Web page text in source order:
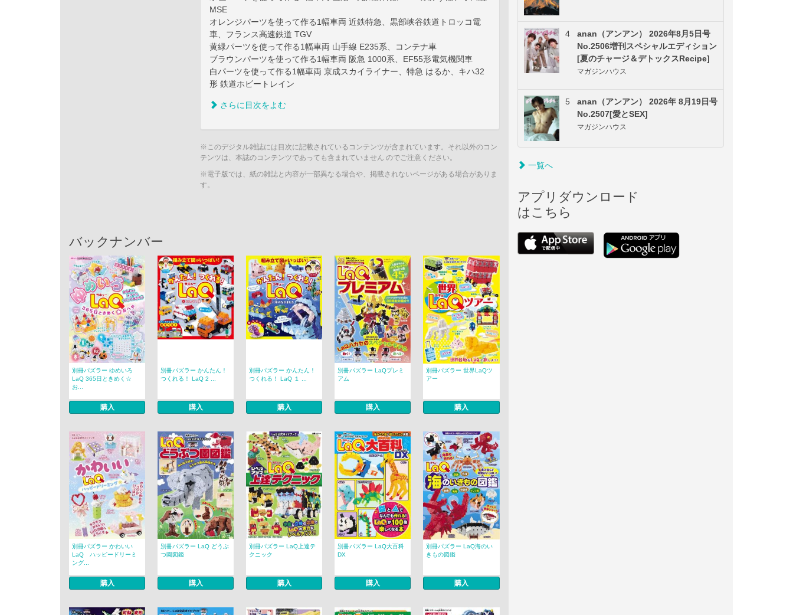
MSE
オレンジパーツを使って作る1幅車両 近鉄特急、黒部峡谷鉄道トロッコ電
車、フランス高速鉄道 TGV
黄緑パーツを使って作る1幅車両 山手線 E235系、コンテナ車
ブラウンパーツを使って作る1幅車両 阪急 1000系、EF55形電気機関車
白パーツを使って作る1幅車両 京成スカイライナー、特急 はるか、キハ32
形 鉄道ホビートレイン
さらに目次をよむ
※このデジタル雑誌には目次に記載されているコンテンツが含まれています。それ以外のコン
テンツは、本誌のコンテンツであっても含まれていません のでご注意ください。
※電子版では、紙の雑誌と内容が一部異なる場合や、掲載されないページがある場合がありま
す。
バックナンバー
別冊パズラー ゆめいろ
LaQ 365日ときめく☆
お...
購入
別冊パズラー かんたん！
つくれる！ LaQ 2 ...
購入
別冊パズラー かんたん！
つくれる！ LaQ １ ...
購入
別冊パズラー LaQプレミ
アム
購入
別冊パズラー 世界LaQツ
アー
購入
別冊パズラー かわいい
LaQ ハッピードリーミ
ング...
購入
別冊パズラー LaQ どうぶ
つ園図鑑
購入
別冊パズラー LaQ上達テ
クニック
購入
別冊パズラー LaQ大百科
DX
購入
別冊パズラー LaQ海のい
きもの図鑑
購入
4
anan（アンアン） 2026年8月5日号
No.2506増刊スペシャルエディション
[夏のチャージ＆デトックスRecipe]
マガジンハウス
5
anan（アンアン） 2026年 8月19日号
No.2507[愛とSEX]
マガジンハウス
一覧へ
アプリダウンロード
はこちら